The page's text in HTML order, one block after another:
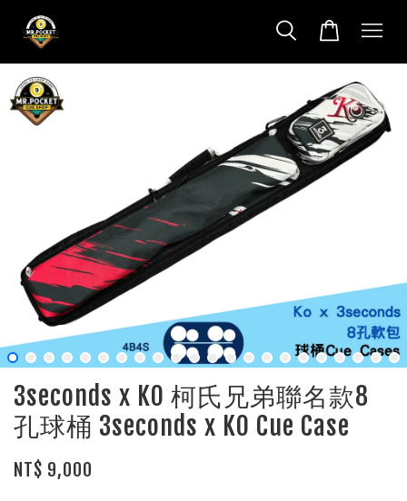
3seconds x KO 柯氏兄弟聯名款8
孔球桶 3seconds x KO Cue Case
NT$ 9,000